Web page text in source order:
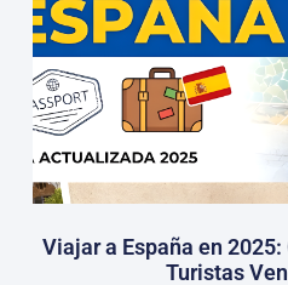
Viajar a España en
Turistas